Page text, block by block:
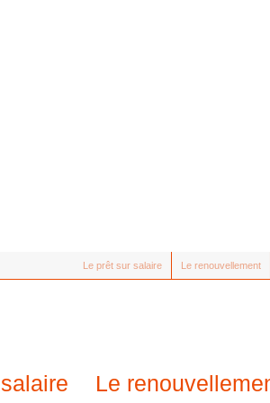
Le prêt sur salaire Le renouvellement
Le